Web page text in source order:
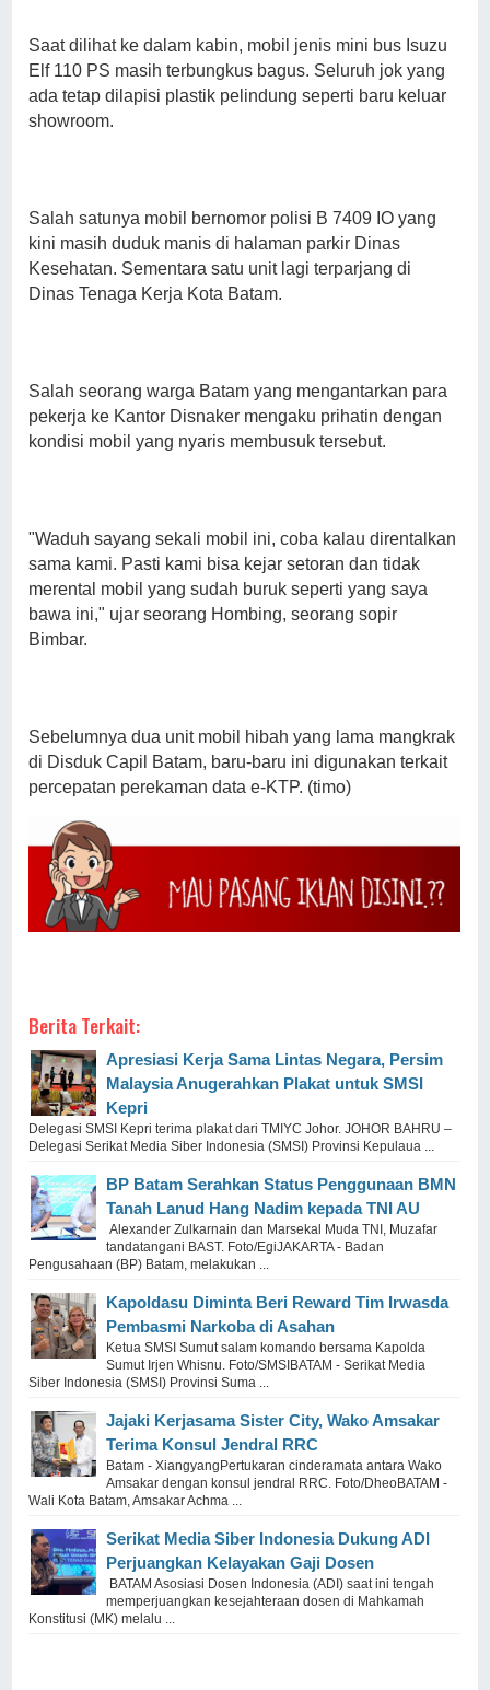
Saat dilihat ke dalam kabin, mobil jenis mini bus Isuzu
Elf 110 PS masih terbungkus bagus. Seluruh jok yang
ada tetap dilapisi plastik pelindung seperti baru keluar
showroom.
Salah satunya mobil bernomor polisi B 7409 IO yang
kini masih duduk manis di halaman parkir Dinas
Kesehatan. Sementara satu unit lagi terparjang di
Dinas Tenaga Kerja Kota Batam.
Salah seorang warga Batam yang mengantarkan para
pekerja ke Kantor Disnaker mengaku prihatin dengan
kondisi mobil yang nyaris membusuk tersebut.
"Waduh sayang sekali mobil ini, coba kalau direntalkan
sama kami. Pasti kami bisa kejar setoran dan tidak
merental mobil yang sudah buruk seperti yang saya
bawa ini," ujar seorang Hombing, seorang sopir
Bimbar.
Sebelumnya dua unit mobil hibah yang lama mangkrak
di Disduk Capil Batam, baru-baru ini digunakan terkait
percepatan perekaman data e-KTP. (timo)
Berita Terkait:
Apresiasi Kerja Sama Lintas Negara, Persim
Malaysia Anugerahkan Plakat untuk SMSI
Kepri
Delegasi SMSI Kepri terima plakat dari TMIYC Johor. JOHOR BAHRU –
Delegasi Serikat Media Siber Indonesia (SMSI) Provinsi Kepulaua ...
BP Batam Serahkan Status Penggunaan BMN
Tanah Lanud Hang Nadim kepada TNI AU
Alexander Zulkarnain dan Marsekal Muda TNI, Muzafar
tandatangani BAST. Foto/EgiJAKARTA - Badan
Pengusahaan (BP) Batam, melakukan ...
Kapoldasu Diminta Beri Reward Tim Irwasda
Pembasmi Narkoba di Asahan
Ketua SMSI Sumut salam komando bersama Kapolda
Sumut Irjen Whisnu. Foto/SMSIBATAM - Serikat Media
Siber Indonesia (SMSI) Provinsi Suma ...
Jajaki Kerjasama Sister City, Wako Amsakar
Terima Konsul Jendral RRC
Batam - XiangyangPertukaran cinderamata antara Wako
Amsakar dengan konsul jendral RRC. Foto/DheoBATAM -
Wali Kota Batam, Amsakar Achma ...
Serikat Media Siber Indonesia Dukung ADI
Perjuangkan Kelayakan Gaji Dosen
BATAM Asosiasi Dosen Indonesia (ADI) saat ini tengah
memperjuangkan kesejahteraan dosen di Mahkamah
Konstitusi (MK) melalu ...